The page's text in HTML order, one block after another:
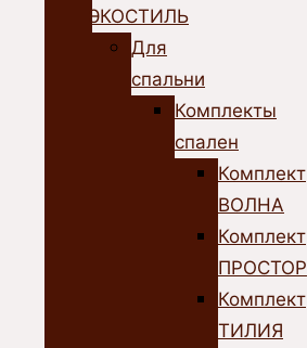
ЭКОСТИЛЬ
Для
спальни
Комплекты
спален
Комплект
ВОЛНА
Комплект
ПРОСТОР
Комплект
ТИЛИЯ